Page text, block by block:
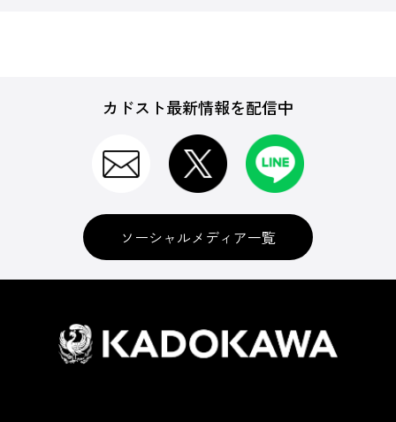
カドスト最新情報を配信中
ソーシャルメディア一覧